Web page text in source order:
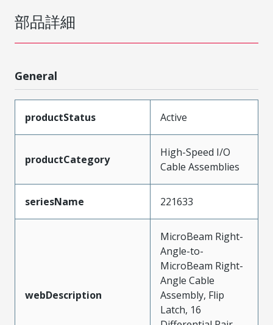
部品詳細
General
productStatus Active
productCategory
High-Speed I/O
Cable Assemblies
seriesName 221633
webDescription
MicroBeam Right-
Angle-to-
MicroBeam Right-
Angle Cable
Assembly, Flip
Latch, 16